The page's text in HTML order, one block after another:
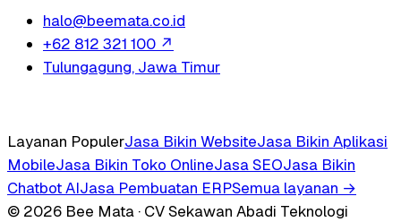
halo@beemata.co.id
+62 812 321 100 ↗
Tulungagung, Jawa Timur
Layanan PopulerJasa Bikin WebsiteJasa Bikin Aplikasi
MobileJasa Bikin Toko OnlineJasa SEOJasa Bikin
Chatbot AIJasa Pembuatan ERPSemua layanan →
© 2026 Bee Mata · CV Sekawan Abadi Teknologi